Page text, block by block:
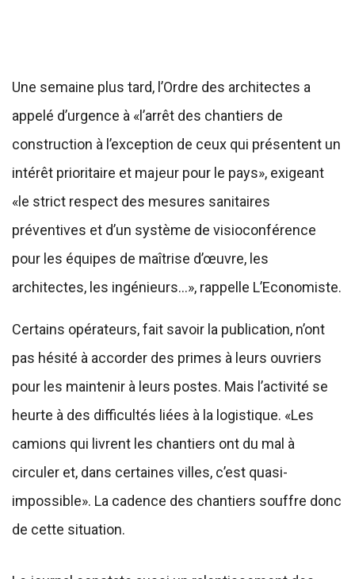
Une semaine plus tard, l’Ordre des architectes a
appelé d’urgence à «l’arrêt des chantiers de
construction à l’exception de ceux qui présentent un
intérêt prioritaire et majeur pour le pays», exigeant
«le strict respect des mesures sanitaires
préventives et d’un système de visioconférence
pour les équipes de maîtrise d’œuvre, les
architectes, les ingénieurs…», rappelle L’Economiste.
Certains opérateurs, fait savoir la publication, n’ont
pas hésité à accorder des primes à leurs ouvriers
pour les maintenir à leurs postes. Mais l’activité se
heurte à des difficultés liées à la logistique. «Les
camions qui livrent les chantiers ont du mal à
circuler et, dans certaines villes, c’est quasi-
impossible». La cadence des chantiers souffre donc
de cette situation.